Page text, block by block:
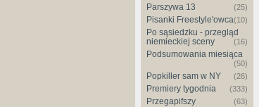
Parszywa 13 (25)
Pisanki Freestyle'owca(10)
Po sąsiedzku - przegląd
niemieckiej sceny
(16)
Podsumowania miesiąca
(50)
Popkiller sam w NY (26)
Premiery tygodnia (333)
Przegapifszy (63)